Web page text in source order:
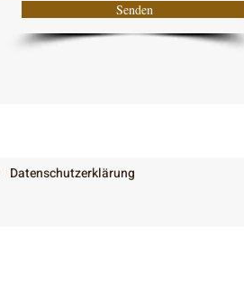
Senden
Datenschutzerklärung